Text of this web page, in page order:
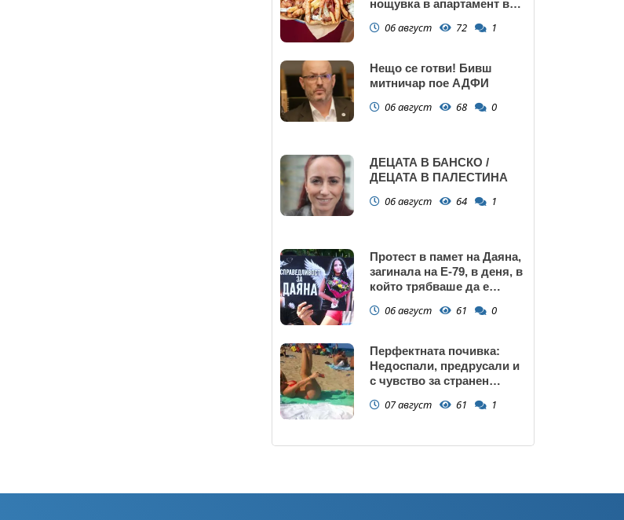
нощувка в апартамент в
06 август 72 1
Нещо се готви! Бивш
митничар пое АДФИ
06 август 68 0
ДЕЦАТА В БАНСКО /
ДЕЦАТА В ПАЛЕСТИНА
06 август 64 1
Протест в памет на Даяна,
загинала на Е-79, в деня, в
който трябваше да е
06 август 61 0
Перфектната почивка:
Недоспали, предрусали и
с чувство за странен
07 август 61 1